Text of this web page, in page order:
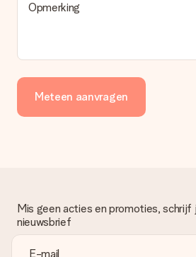
Opmerking
Meteen aanvragen
Mis geen acties en promoties, schrijf
nieuwsbrief